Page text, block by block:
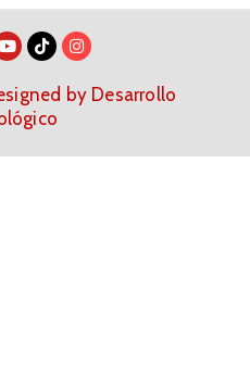
by Desarrollo